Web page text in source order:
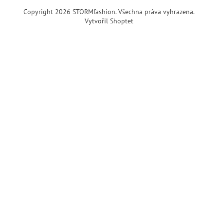
Vytvořil Shoptet
Copyright 2026 STORMfashion. Všechna práva vyhrazena.